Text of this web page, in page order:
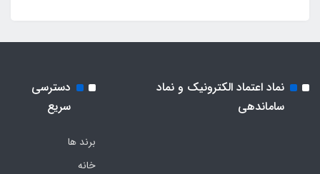
نماد اعتماد الکترونیک و نماد
ساماندهی
دسترسی
سریع
برند ها
خانه